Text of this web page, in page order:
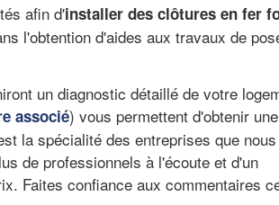
afin d'installer des clôtures en fer
l'obtention d'aides aux travaux de
un diagnostic détaillé de votre
associé) vous permettent d'obtenir
la spécialité des entreprises que
de professionnels à l'écoute et d'un
Faites confiance aux commentaires